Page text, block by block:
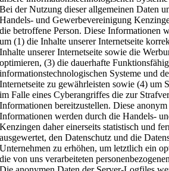
Bei der Nutzung dieser allgemeinen Daten
Handels- und Gewerbevereinigung
die betroffene Person. Diese Informationen
um (1) die Inhalte unserer Internetseite
Inhalte unserer Internetseite sowie die
optimieren, (3) die dauerhafte
informationstechnologischen Systeme und
Internetseite zu gewährleisten sowie (4) um
im Falle eines Cyberangriffes die zur
Informationen bereitzustellen. Diese
Informationen werden durch die Handels-
Kenzingen daher einerseits statistisch und
ausgewertet, den Datenschutz und die
Unternehmen zu erhöhen, um letztlich ein
die von uns verarbeiteten